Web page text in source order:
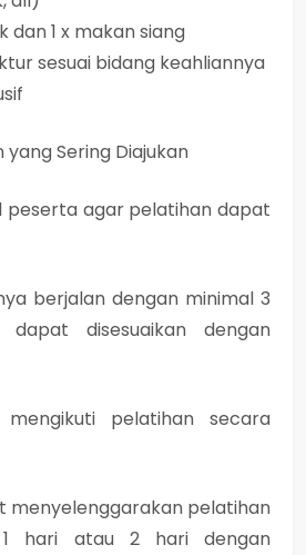
dan 1 x makan siang
sesuai bidang keahliannya
yang Sering Diajukan
peserta agar pelatihan dapat
berjalan dengan minimal 3
dapat disesuaikan dengan
pelatihan secara
menyelenggarakan pelatihan
hari atau 2 hari dengan